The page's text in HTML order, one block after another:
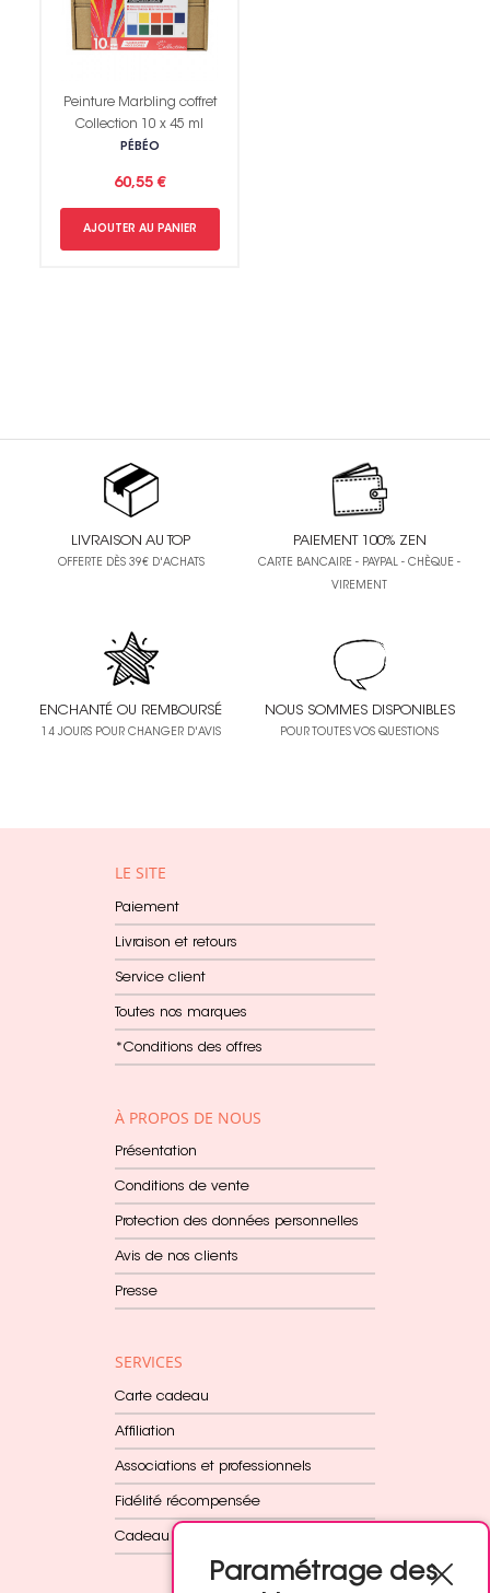
Peinture Marbling coffret
Collection 10 x 45 ml
PÉBÉO
60,55 €
AJOUTER AU PANIER
LIVRAISON AU TOP
OFFERTE DÈS 39€ D'ACHATS
PAIEMENT 100% ZEN
CARTE BANCAIRE - PAYPAL - CHÈQUE -
VIREMENT
ENCHANTÉ OU REMBOURSÉ
14 JOURS POUR CHANGER D'AVIS
NOUS SOMMES DISPONIBLES
POUR TOUTES VOS QUESTIONS
LE SITE
Paiement
Livraison et retours
Service client
Toutes nos marques
*Conditions des offres
À PROPOS DE NOUS
Présentation
Conditions de vente
Protection des données personnelles
Avis de nos clients
Presse
SERVICES
Carte cadeau
Affiliation
Associations et professionnels
Fidélité récompensée
Cadeau dès 60€
Paramétrage des